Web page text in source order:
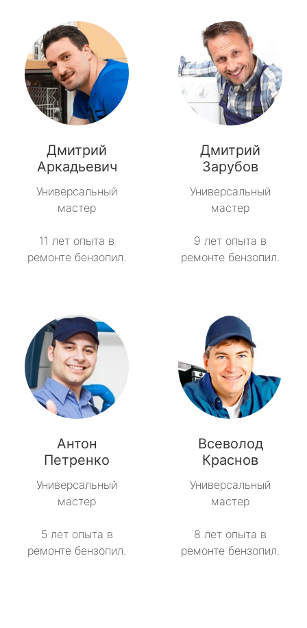
Дмитрий
Аркадьевич
Универсальный
мастер
11 лет опыта в
ремонте бензопил.
Дмитрий
Зарубов
Универсальный
мастер
9 лет опыта в
ремонте бензопил.
Антон
Петренко
Универсальный
мастер
5 лет опыта в
ремонте бензопил.
Всеволод
Краснов
Универсальный
мастер
8 лет опыта в
ремонте бензопил.